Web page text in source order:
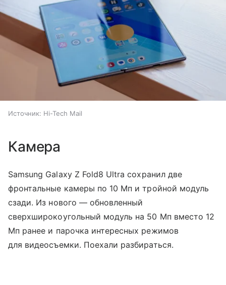
Источник: Hi-Tech Mail
Камера
Samsung Galaxy Z Fold8 Ultra сохранил две
фронтальные камеры по 10 Мп и тройной модуль
сзади. Из нового — обновленный
сверхширокоугольный модуль на 50 Мп вместо 12
Мп ранее и парочка интересных режимов
для видеосъемки. Поехали разбираться.